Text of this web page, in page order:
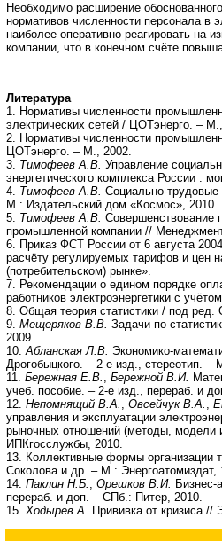
Необходимо расширение
нормативов численности персонала в
наиболее оперативно реагировать на
компании, что в конечном счёте
Литература
1. Нормативы численности
электрических сетей / ЦОТэнерго. – М.,
2. Нормативы численности
ЦОТэнерго. – М., 2002.
3. Тимофеев А.В. Управление
энергетического комплекса России :
4. Тимофеев А.В. Социально-
М.: Издательский дом «Космос», 2010.
5. Тимофеев А.В. Совершенствование
промышленной компании //
6. Приказ ФСТ России от 6 августа
расчёту регулируемых тарифов и цен
(потребительском) рынке».
7. Рекомендации о едином порядке
работников электроэнергетики с
8. Общая теория статистики / под
9. Мещеряков В.В. Задачи по
2009.
10. Абланская Л.В. Экономико-
Дрогобыцкого. – 2-е изд., стереотип.
11. Бережная Е.В. Бережной В.И.
учеб. пособие. – 2-е изд., перераб. и
12. Непомнящий В.А. Овсейчук В.А.
управления и эксплуатации
рыночных отношений (методы, модели
ИПКгосслужбы, 2010.
13. Коллективные формы
Соколова и др. – М.: Энергоатомиздат,
14. Паклин Н.Б. Орешков В.И. Бизнес-
перераб. и доп. – СПб.: Питер, 2010.
15. Ходырев А. Прививка от кризиса